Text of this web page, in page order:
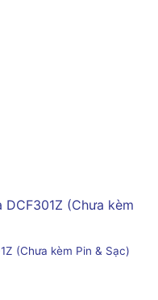
(Chưa kèm Pin & Sạc)